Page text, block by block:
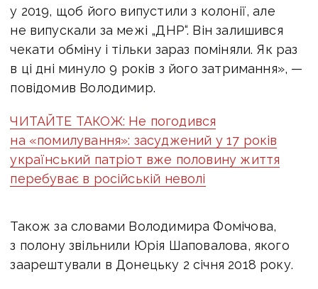
у 2019, щоб його випустили з колонії, але
не випускали за межі „ДНР“. Він залишився
чекати обміну і тільки зараз поміняли. Як раз
в ці дні минуло 9 років з його затримання», —
повідомив Володимир.
ЧИТАЙТЕ ТАКОЖ: Не погодився
на «помилування»: засуджений у 17 років
український патріот вже половину життя
перебуває в російській неволі
Також за словами Володимира Фомічова,
з полону звільнили Юрія Шаповалова, якого
заарештували в Донецьку 2 січня 2018 року.